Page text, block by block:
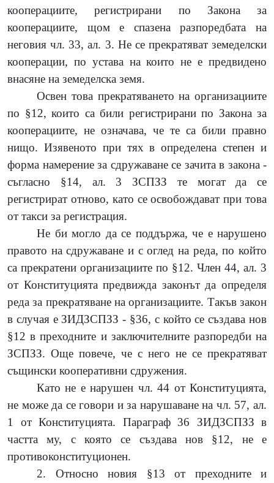
кооперациите, регистрирани по Закона за
кооперациите, щом е спазена разпоредбата на
неговия чл. 33, ал. 3. Не се прекратяват земеделски
кооперации, по устава на които не е предвидено
внасяне на земеделска земя.
Освен това прекратяването на организациите
по §12, които са били регистрирани по Закона за
кооперациите, не означава, че те са били правно
нищо. Изявеното при тях в определена степен и
форма намерение за сдружаване се зачита в закона -
съгласно §14, ал. 3 ЗСПЗЗ те могат да се
регистрират отново, като се освобождават при това
от такси за регистрация.
Не би могло да се поддържа, че е нарушено
правото на сдружаване и с оглед на реда, по който
са прекратени организациите по §12. Член 44, ал. 3
от Конституцията предвижда законът да определя
реда за прекратяване на организациите. Такъв закон
в случая е ЗИДЗСПЗЗ - §36, с който се създава нов
§12 в преходните и заключителните разпоредби на
ЗСПЗЗ. Още повече, че с него не се прекратяват
същински кооперативни сдружения.
Като не е нарушен чл. 44 от Конституцията,
не може да се говори и за нарушаване на чл. 57, ал.
1 от Конституцията. Параграф 36 ЗИДЗСПЗЗ в
частта му, с която се създава нов §12, не е
противоконституционен.
2. Относно новия §13 от преходните и